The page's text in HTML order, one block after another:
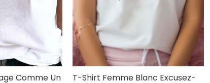
Comme Un
T-Shirt Femme Blanc Excusez-